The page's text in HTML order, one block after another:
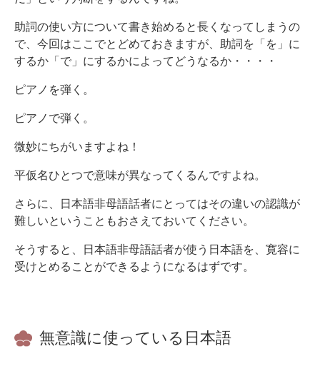
助詞の使い方について書き始めると長くなってしまうの
で、今回はここでとどめておきますが、助詞を「を」に
するか「で」にするかによってどうなるか・・・・
ピアノを弾く。
ピアノで弾く。
微妙にちがいますよね！
平仮名ひとつで意味が異なってくるんですよね。
さらに、日本語非母語話者にとってはその違いの認識が
難しいということもおさえておいてください。
そうすると、日本語非母語話者が使う日本語を、寛容に
受けとめることができるようになるはずです。
無意識に使っている日本語